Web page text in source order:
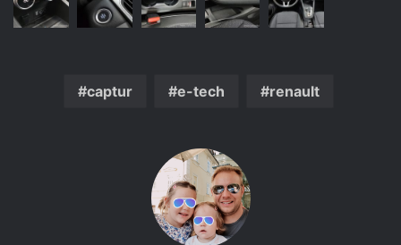
captur e-tech renault